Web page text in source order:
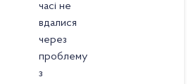
часі не
вдалися
через
проблему
з